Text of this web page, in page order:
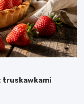
truskawkami